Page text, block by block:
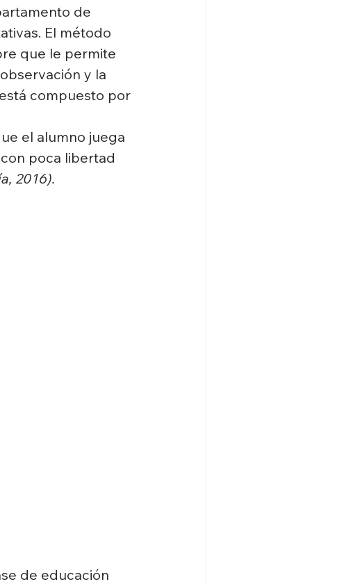
de
El método
que le permite
y la
compuesto por
el alumno juega
poca libertad
2016).
de educación